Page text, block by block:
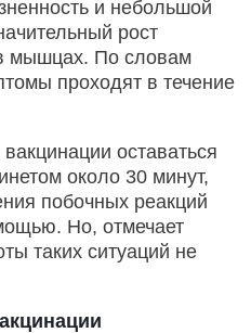
и небольшой
рост
мышцах. По словам
проходят в течение
оставаться
около 30 минут,
побочных реакций
Но, отмечает
таких ситуаций не